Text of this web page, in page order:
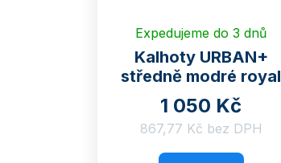
Expedujeme do 3 dnů
Kalhoty URBAN+
středně modré royal
1 050 Kč
867,77 Kč bez DPH